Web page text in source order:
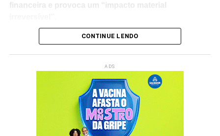
financeira e provoca um “impacto material
Na manifestação apresentada à Justiça, a defesa do
utilizados para sua manutenção pessoal e despesas do
cotidiano. O recurso solicita a revisão da decisão e a
suspensão da penhora enquanto o caso continua em
O episódio acrescenta um novo capítulo à disputa judicial
CONTINUE LENDO
ADS